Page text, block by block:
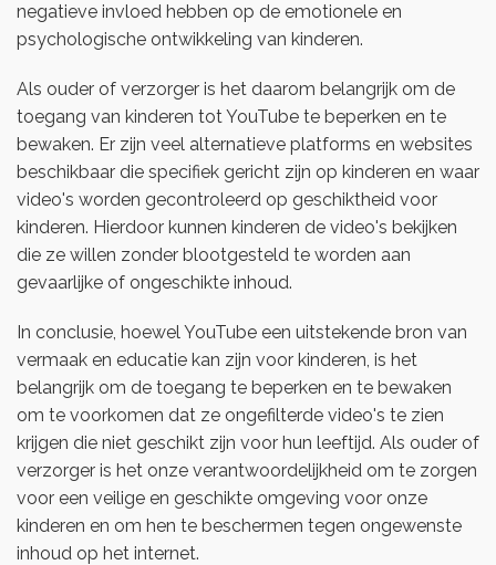
negatieve invloed hebben op de emotionele en
psychologische ontwikkeling van kinderen.
Als ouder of verzorger is het daarom belangrijk om de
toegang van kinderen tot YouTube te beperken en te
bewaken. Er zijn veel alternatieve platforms en websites
beschikbaar die specifiek gericht zijn op kinderen en waar
video's worden gecontroleerd op geschiktheid voor
kinderen. Hierdoor kunnen kinderen de video's bekijken
die ze willen zonder blootgesteld te worden aan
gevaarlijke of ongeschikte inhoud.
In conclusie, hoewel YouTube een uitstekende bron van
vermaak en educatie kan zijn voor kinderen, is het
belangrijk om de toegang te beperken en te bewaken
om te voorkomen dat ze ongefilterde video's te zien
krijgen die niet geschikt zijn voor hun leeftijd. Als ouder of
verzorger is het onze verantwoordelijkheid om te zorgen
voor een veilige en geschikte omgeving voor onze
kinderen en om hen te beschermen tegen ongewenste
inhoud op het internet.